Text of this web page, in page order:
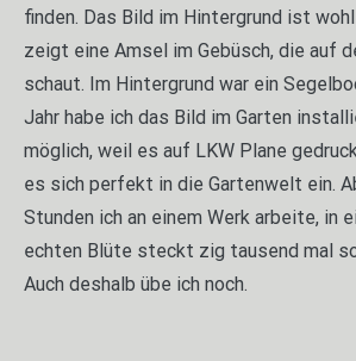
finden. Das Bild im Hintergrund ist
zeigt eine Amsel im Gebüsch, die auf
schaut. Im Hintergrund war ein
Jahr habe ich das Bild im Garten
möglich, weil es auf LKW Plane
es sich perfekt in die Gartenwelt ein.
Stunden ich an einem Werk arbeite, in
echten Blüte steckt zig tausend mal
Auch deshalb übe ich noch.